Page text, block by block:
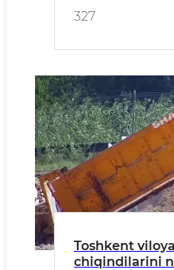
327
Toshkent
chiqindilarini